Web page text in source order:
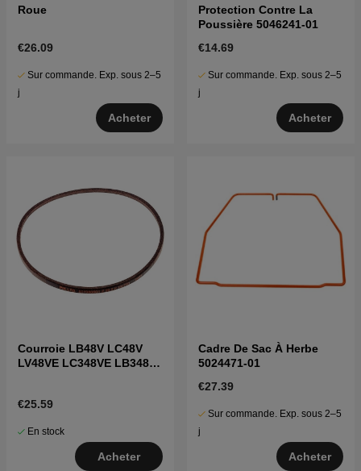
Roue
€26.09
Sur commande. Exp. sous 2–5
j
Acheter
Protection Contre La
Poussière 5046241-01
€14.69
Sur commande. Exp. sous 2–5
j
Acheter
Courroie LB48V LC48V
LV48VE LC348VE LB348SI
€25.59
En stock
Acheter
Cadre De Sac À Herbe
5024471-01
€27.39
Sur commande. Exp. sous 2–5
j
Acheter